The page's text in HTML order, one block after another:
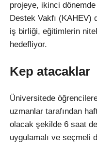
projeye, ikinci
Destek Vakfı (KAHEV)
iş birliği, eğitimlerin
hedefliyor.
Kep atacaklar
Üniversitede
uzmanlar tarafından
olacak şekilde 6 saat
uygulamalı ve seçmeli